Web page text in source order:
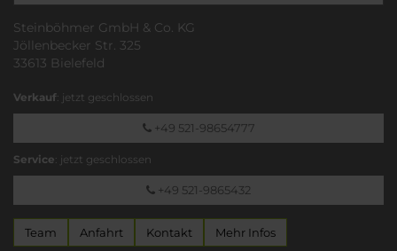
Steinböhmer GmbH & Co. KG
Jöllenbecker Str. 325
33613 Bielefeld
Verkauf: jetzt geschlossen
+49 521-98654777
Service: jetzt geschlossen
+49 521-9865432
Team Anfahrt Kontakt Mehr Infos